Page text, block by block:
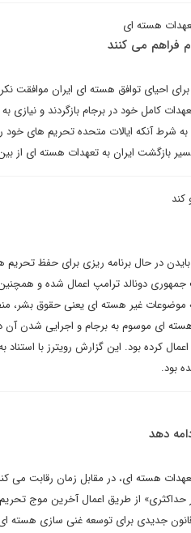
هسته ای
فراهم می کنند
احیای توافق هسته ای ایران موافقت
کامل خود در برجام بازگردند و نیازی
به شرط آنکه ایالات متحده تحریم های خود
بازگشت ایران به تعهدات هسته ای از
کند
دولت منتخب جو بایدن در حال برنامه ریزی برای حفظ
دونالد ترامپ اعمال شده و
باقی ماندند (مربوط به موضوعات غیر هسته ای یعنی
کرده بود. این گزارش رویترز با استناد
بود.
دهد
هسته ای، در مقابل زمان رقابت می
از طریق اعمال آخرین موج تحریم
جدیدی برای توسعه غنی سازی هسته